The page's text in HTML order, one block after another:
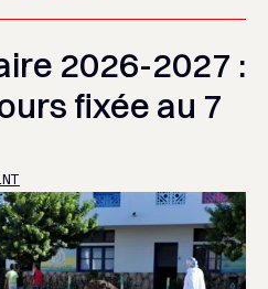
2026-2027 :
fixée au 7